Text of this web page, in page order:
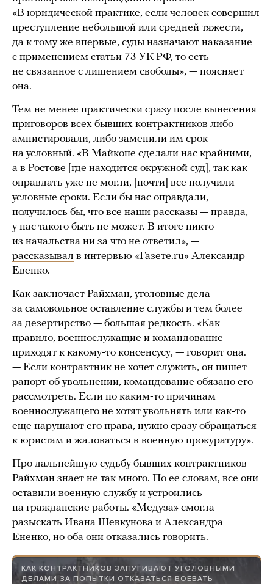
«В юридической практике, если человек совершил
преступление небольшой или средней тяжести,
да к тому же впервые, суды назначают наказание
с применением статьи 73 УК РФ, то есть
не связанное с лишением свободы», — поясняет
она.
Тем не менее практически сразу после вынесения
приговоров всех бывших контрактников либо
амнистировали, либо заменили им срок
на условный. «В Майкопе сделали нас крайними,
а в Ростове [где находится окружной суд], так как
оправдать уже не могли, [почти] все получили
условные сроки. Если бы нас оправдали,
получилось бы, что все наши рассказы — правда,
у нас такого быть не может. В итоге никто
из начальства ни за что не ответил», —
рассказывал в интервью «Газете.ru» Александр
Евенко.
Как заключает Райхман, уголовные дела
за самовольное оставление службы и тем более
за дезертирство — большая редкость. «Как
правило, военнослужащие и командование
приходят к какому-то консенсусу, — говорит она.
— Если контрактник не хочет служить, он пишет
рапорт об увольнении, командование обязано его
рассмотреть. Если по каким-то причинам
военнослужащего не хотят увольнять или как-то
еще нарушают его права, нужно сразу обращаться
к юристам и жаловаться в военную прокуратуру».
Про дальнейшую судьбу бывших контрактников
Райхман знает не так много. По ее словам, все они
оставили военную службу и устроились
на гражданские работы. «Медуза» смогла
разыскать Ивана Шевкунова и Александра
Ененко, но оба они отказались говорить.
КАК КОНТРАКТНИКОВ ЗАПУГИВАЮТ УГОЛОВНЫМИ
ДЕЛАМИ ЗА ПОПЫТКИ ОТКАЗАТЬСЯ ВОЕВАТЬ